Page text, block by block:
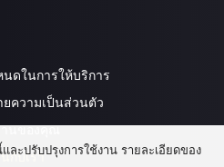
ดในการให้บริการ
ความเป็นส่วนตัว
านของคุณ
กับเรา
ละปรับปรุงการใช้งาน รายละเอียดของ